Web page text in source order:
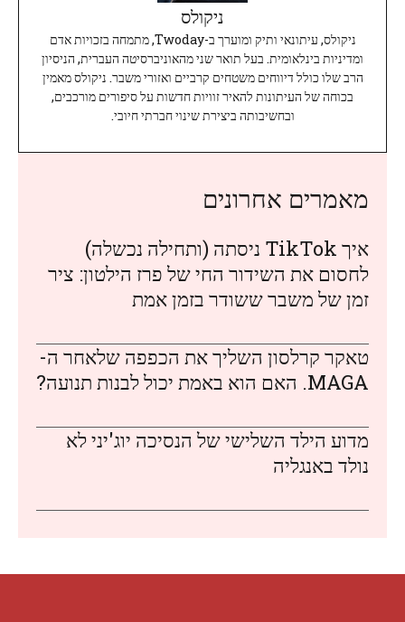
ניקולס
ניקולס, עיתונאי ותיק ומוערך ב-Twoday, מתמחה בזכויות אדם
ומדיניות בינלאומית. בעל תואר שני מהאוניברסיטה העברית, הניסיון
הרב שלו כולל דיווחים משטחים קרביים ואזורי משבר. ניקולס מאמין
בכוחה של העיתונות להאיר זוויות חדשות על סיפורים מורכבים,
ובחשיבותה ביצירת שינוי חברתי חיובי.
מאמרים אחרונים
איך TikTok ניסתה (ותחילה נכשלה)
לחסום את השידור החי של פרז הילטון: ציר
זמן של משבר ששודר בזמן אמת
טאקר קרלסון השליך את הכפפה שלאחר ה-
MAGA. האם הוא באמת יכול לבנות תנועה?
מדוע הילד השלישי של הנסיכה יוג'יני לא
נולד באנגליה